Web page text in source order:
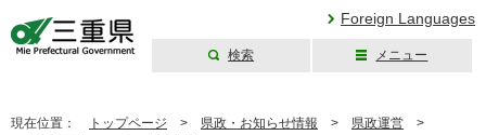
Foreign Languages
検索 メニュー
現在位置： トップページ > 県政・お知らせ情報 > 県政運営 >